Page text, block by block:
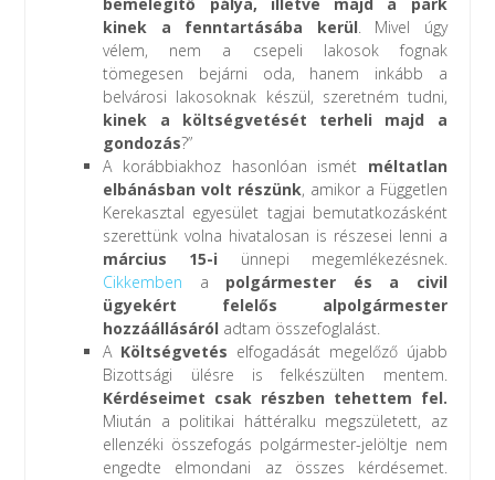
kinek a fenntartásába kerül. Mivel úgy
vélem, nem a csepeli lakosok fognak
tömegesen bejárni oda, hanem inkább a
belvárosi lakosoknak készül, szeretném tudni,
kinek a költségvetését terheli majd a
gondozás?”
A korábbiakhoz hasonlóan ismét méltatlan
elbánásban volt részünk, amikor a Független
Kerekasztal egyesület tagjai bemutatkozásként
szerettünk volna hivatalosan is részesei lenni a
március 15-i ünnepi megemlékezésnek.
Cikkemben a polgármester és a civil
ügyekért felelős alpolgármester
hozzáállásáról adtam összefoglalást.
A Költségvetés elfogadását megelőző újabb
Bizottsági ülésre is felkészülten mentem.
Kérdéseimet csak részben tehettem fel.
Miután a politikai háttéralku megszületett, az
ellenzéki összefogás polgármester-jelöltje nem
engedte elmondani az összes kérdésemet.